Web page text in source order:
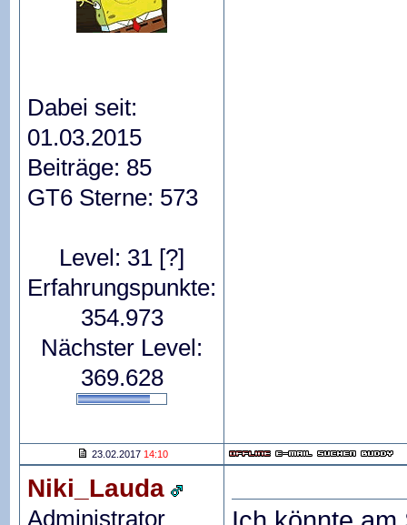
Dabei seit:
01.03.2015
Beiträge: 85
GT6 Sterne: 573
Level: 31 [?]
Erfahrungspunkte:
354.973
Nächster Level:
369.628
23.02.2017 14:10
Niki_Lauda
Administrator